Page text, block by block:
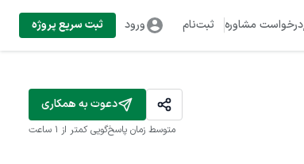
درخواست مشاوره ثبت‌نام ورود ثبت سریع پروژه
دعوت به همکاری
متوسط زمان پاسخ‌گویی کمتر از 1 ساعت